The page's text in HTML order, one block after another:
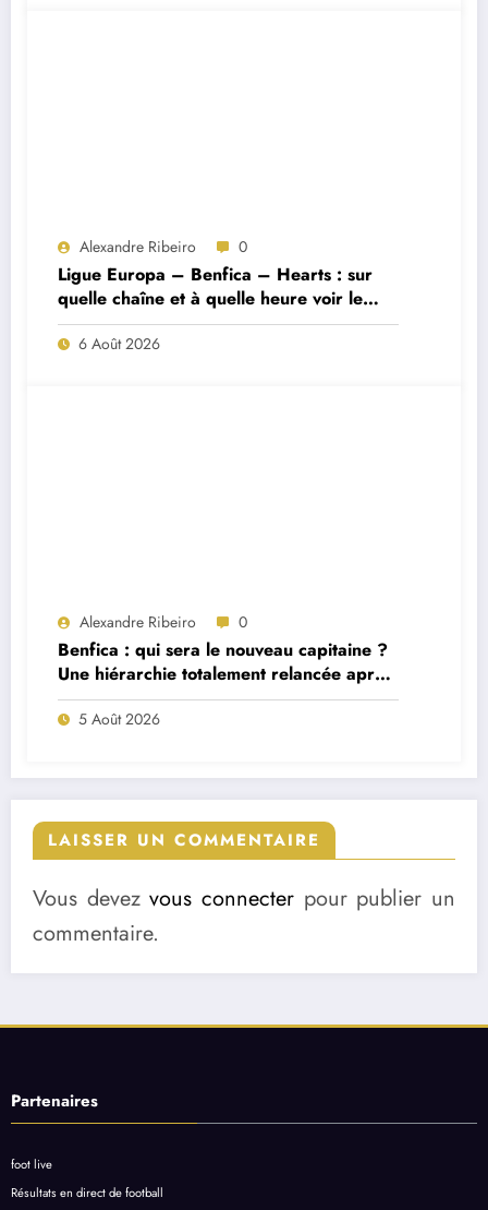
Alexandre Ribeiro 0
Ligue Europa – Benfica – Hearts : sur
quelle chaîne et à quelle heure voir le
match ?
6 Août 2026
Alexandre Ribeiro 0
Benfica : qui sera le nouveau capitaine ?
Une hiérarchie totalement relancée après
deux départs majeurs
5 Août 2026
LAISSER UN COMMENTAIRE
Vous devezvous connecter pour publier un
commentaire.
Partenaires
foot live
Résultats en direct de football